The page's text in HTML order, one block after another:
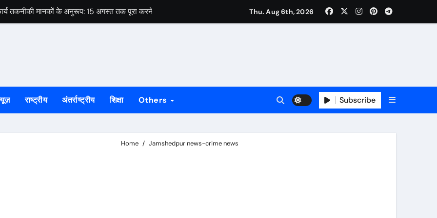
तकनीकी मानकों के अनुरूप: 15 अगस्त तक पूरा करने का लक्ष्य
नाम सूची से कटने की आशंका, 4 सितंबर तक दावा-आपत्ति का मौका
के शिवभक्तों को मिला पहचान पत्र
और संगठन मजबूती पर दिया गया जोर, पूर्व मंत्री ने दी दिशा निर्देश
Thu. Aug 6th, 2026
राष्ट्रीय अंतर्राष्ट्रीय शिक्षा Others Subscribe
Home Jamshedpur news-crime news